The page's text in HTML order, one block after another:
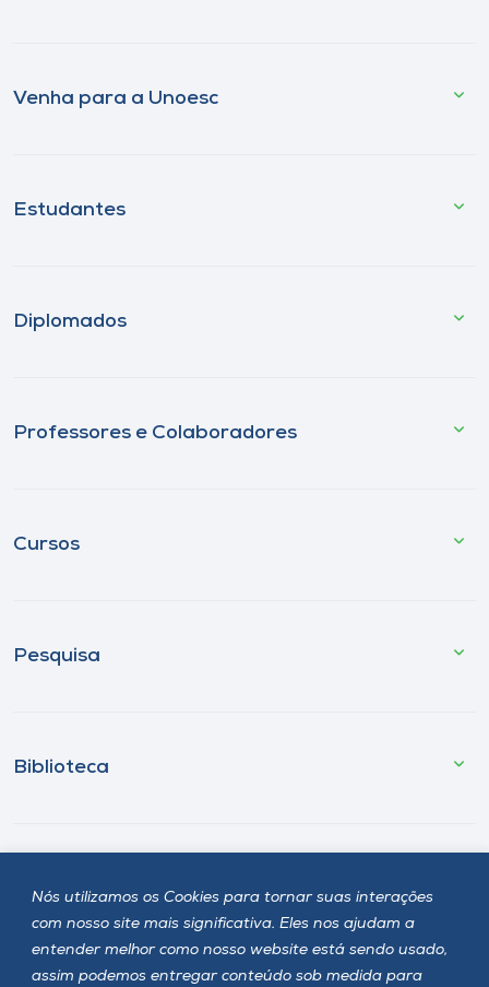
Nós utilizamos os Cookies para tornar suas interações
com nosso site mais significativa. Eles nos ajudam a
entender melhor como nosso website está sendo usado,
assim podemos entregar conteúdo sob medida para
Venha para a Unoesc
Estudantes
Diplomados
Professores e Colaboradores
Cursos
Pesquisa
Biblioteca
Onde estamos